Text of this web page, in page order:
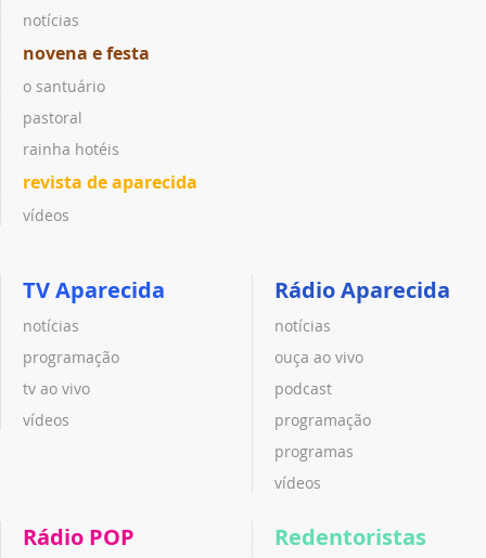
notícias
novena e festa
o santuário
pastoral
rainha hotéis
revista de aparecida
vídeos
TV Aparecida
notícias
programação
tv ao vivo
vídeos
Rádio Aparecida
notícias
ouça ao vivo
podcast
programação
programas
vídeos
Rádio POP Redentoristas